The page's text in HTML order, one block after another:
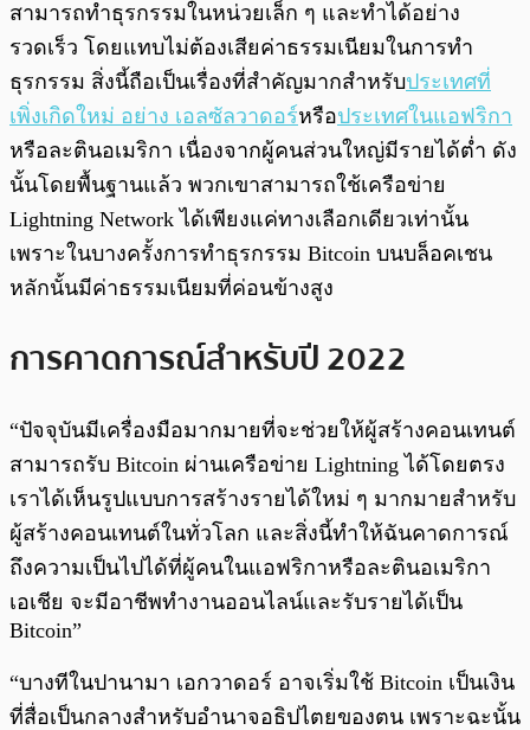
สามารถทำธุรกรรมในหน่วยเล็ก ๆ และทำได้อย่าง
รวดเร็ว โดยแทบไม่ต้องเสียค่าธรรมเนียมในการทำ
ธุรกรรม สิ่งนี้ถือเป็นเรื่องที่สำคัญมากสำหรับประเทศที่
เพิ่งเกิดใหม่ อย่าง เอลซัลวาดอร์หรือประเทศในแอฟริกา
หรือละตินอเมริกา เนื่องจากผู้คนส่วนใหญ่มีรายได้ต่ำ ดัง
นั้นโดยพื้นฐานแล้ว พวกเขาสามารถใช้เครือข่าย
Lightning Network ได้เพียงแค่ทางเลือกเดียวเท่านั้น
เพราะในบางครั้งการทำธุรกรรม Bitcoin บนบล็อคเชน
หลักนั้นมีค่าธรรมเนียมที่ค่อนข้างสูง
การคาดการณ์สำหรับปี 2022
“ปัจจุบันมีเครื่องมือมากมายที่จะช่วยให้ผู้สร้างคอนเทนต์
สามารถรับ Bitcoin ผ่านเครือข่าย Lightning ได้โดยตรง
เราได้เห็นรูปแบบการสร้างรายได้ใหม่ ๆ มากมายสำหรับ
ผู้สร้างคอนเทนต์ในทั่วโลก และสิ่งนี้ทำให้ฉันคาดการณ์
ถึงความเป็นไปได้ที่ผู้คนในแอฟริกาหรือละตินอเมริกา
เอเชีย จะมีอาชีพทำงานออนไลน์และรับรายได้เป็น
Bitcoin”
“บางทีในปานามา เอกวาดอร์ อาจเริ่มใช้ Bitcoin เป็นเงิน
ที่สื่อเป็นกลางสำหรับอำนาจอธิปไตยของตน เพราะฉะนั้น